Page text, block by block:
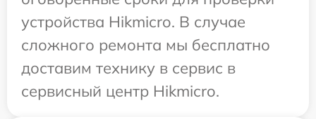
устройства Hikmicro. В случае
сложного ремонта мы бесплатно
доставим технику в сервис в
сервисный центр Hikmicro.